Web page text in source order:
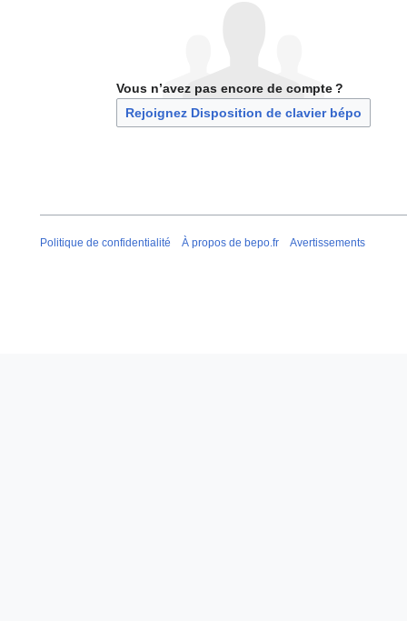
Vous n’avez pas encore de compte ?
Rejoignez Disposition de clavier bépo
Politique de confidentialité À propos de bepo.fr Avertissements